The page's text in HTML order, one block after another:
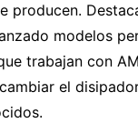
producen.
modelos
trabajan con
el